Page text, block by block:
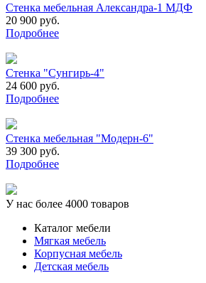
Стенка мебельная Александра-1 МДФ
20 900 руб.
Подробнее
Стенка "Сунгирь-4"
24 600 руб.
Подробнее
Стенка мебельная "Модерн-6"
39 300 руб.
Подробнее
У нас более 4000 товаров
Каталог мебели
Мягкая мебель
Корпусная мебель
Детская мебель